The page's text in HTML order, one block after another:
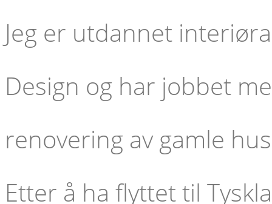
Jeg er utdannet
Design og har jobbet
renovering av gamle
Etter å ha flyttet til